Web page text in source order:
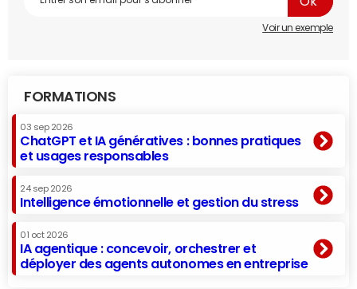
Voir un exemple
FORMATIONS
03 sep 2026
ChatGPT et IA génératives : bonnes pratiques
et usages responsables
24 sep 2026
Intelligence émotionnelle et gestion du stress
01 oct 2026
IA agentique : concevoir, orchestrer et
déployer des agents autonomes en entreprise